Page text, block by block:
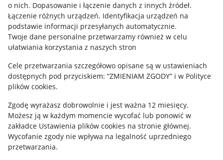
o nich. Dopasowanie i łączenie danych z innych źródeł.
Łączenie różnych urządzeń. Identyfikacja urządzeń na
podstawie informacji przesyłanych automatycznie.
Twoje dane personalne przetwarzamy również w celu
ułatwiania korzystania z naszych stron
Cele przetwarzania szczegółowo opisane są w ustawieniach
dostępnych pod przyciskiem: “ZMIENIAM ZGODY” i w Polityce
plików cookies.
Zgodę wyrażasz dobrowolnie i jest ważna 12 miesięcy.
Możesz ją w każdym momencie wycofać lub ponowić w
zakładce Ustawienia plików cookies na stronie głównej.
Wycofanie zgody nie wpływa na legalność uprzedniego
przetwarzania.
Regulamin
Polityka plików "cookies"
Ustawienia plików "cookies"
Udostępnianie lokalizacji
Informacje dla Aktu o Usługach Cyfrowych
Pobierz aplikację